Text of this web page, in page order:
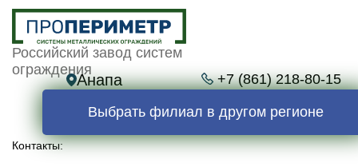
Российский завод систем
ограждения
Анапа +7 (861) 218-80-15
Выбрать филиал в другом регионе
Контакты: